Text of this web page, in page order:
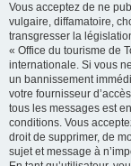
Vous acceptez de ne
vulgaire, diffamatoire,
transgresser la
« Office du tourisme de
internationale. Si vous
un bannissement
votre fournisseur
tous les messages est
conditions. Vous
droit de supprimer, de
sujet et message à